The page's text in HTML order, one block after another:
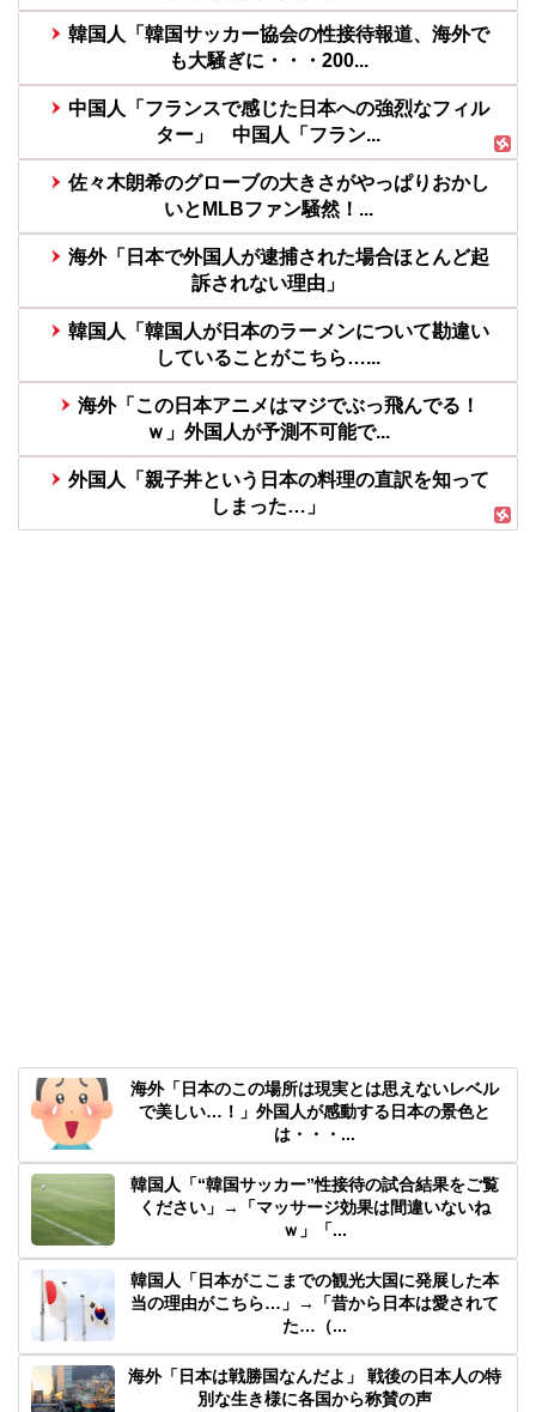
韓国人「韓国サッカー協会の性接待報道、海外で
も大騒ぎに・・・200...
中国人「フランスで感じた日本への強烈なフィル
ター」 中国人「フラン...
佐々木朗希のグローブの大きさがやっぱりおかし
いとMLBファン騒然！...
海外「日本で外国人が逮捕された場合ほとんど起
訴されない理由」
韓国人「韓国人が日本のラーメンについて勘違い
していることがこちら…...
海外「この日本アニメはマジでぶっ飛んでる！
ｗ」外国人が予測不可能で...
外国人「親子丼という日本の料理の直訳を知って
しまった…」
海外「日本のこの場所は現実とは思えないレベル
で美しい…！」外国人が感動する日本の景色と
は・・・...
韓国人「“韓国サッカー”性接待の試合結果をご覧
ください」→「マッサージ効果は間違いないね
ｗ」「...
韓国人「日本がここまでの観光大国に発展した本
当の理由がこちら…」→「昔から日本は愛されて
た…（...
海外「日本は戦勝国なんだよ」 戦後の日本人の特
別な生き様に各国から称賛の声